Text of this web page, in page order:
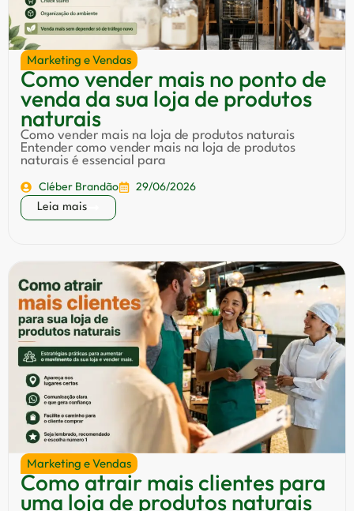
Marketing e Vendas
Como vender mais no ponto de
venda da sua loja de produtos
naturais
Como vender mais na loja de produtos naturais
Entender como vender mais na loja de produtos
naturais é essencial para
Cléber Brandão 29/06/2026
Leia mais
Marketing e Vendas
Como atrair mais clientes para
uma loja de produtos naturais